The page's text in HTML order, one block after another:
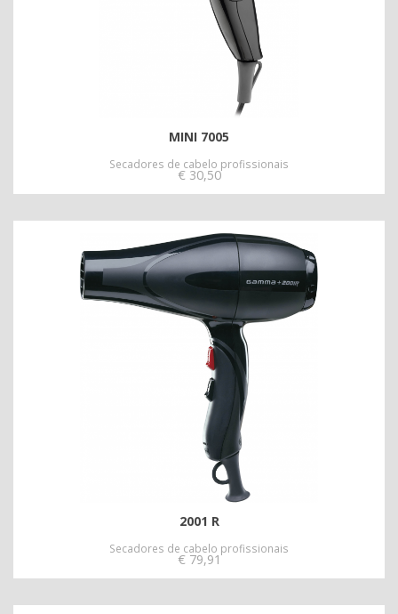
MINI 7005
Secadores de cabelo profissionais
€ 30,50
2001 R
Secadores de cabelo profissionais
€ 79,91